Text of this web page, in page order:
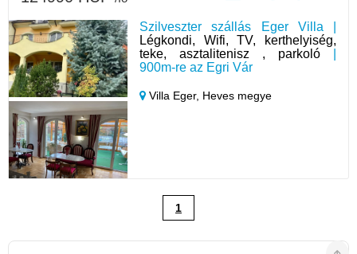
Szilveszter szállás Eger Villa |
Légkondi, Wifi, TV, kerthelyiség,
teke, asztalitenisz , parkoló
900m-re az Egri Vár
Villa Eger, Heves megye
1